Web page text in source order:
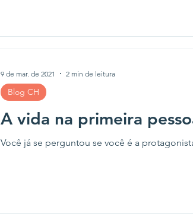
A vida na primeira
Você já se perguntou se você é a
Blog CH
9 de mar. de 2021 2 min de leitura